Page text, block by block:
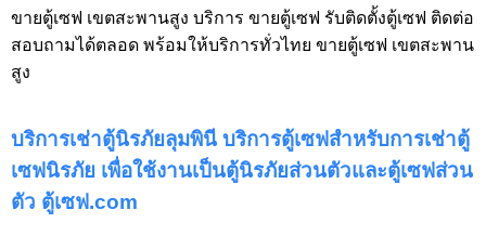
ขายตู้เซฟ เขตสะพานสูง บริการ ขายตู้เซฟ รับติดตั้งตู้เซฟ ติดต่อ
สอบถามได้ตลอด พร้อมให้บริการทั่วไทย ขายตู้เซฟ เขตสะพาน
สูง
บริการเช่าตู้นิรภัยลุมพินี บริการตู้เซฟสำหรับการเช่าตู้
เซฟนิรภัย เพื่อใช้งานเป็นตู้นิรภัยส่วนตัวและตู้เซฟส่วน
ตัว ตู้เซฟ.com